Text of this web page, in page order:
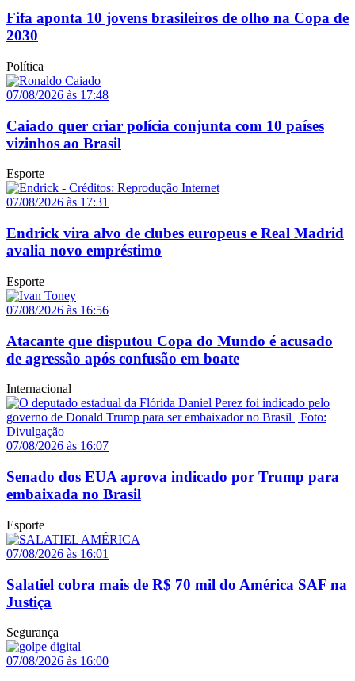
Fifa aponta 10 jovens brasileiros de olho na Copa de
2030
Política
07/08/2026 às 17:48
Caiado quer criar polícia conjunta com 10 países
vizinhos ao Brasil
Esporte
07/08/2026 às 17:31
Endrick vira alvo de clubes europeus e Real Madrid
avalia novo empréstimo
Esporte
07/08/2026 às 16:56
Atacante que disputou Copa do Mundo é acusado
de agressão após confusão em boate
Internacional
07/08/2026 às 16:07
Senado dos EUA aprova indicado por Trump para
embaixada no Brasil
Esporte
07/08/2026 às 16:01
Salatiel cobra mais de R$ 70 mil do América SAF na
Justiça
Segurança
07/08/2026 às 16:00